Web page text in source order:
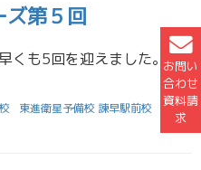
お問い
合わせ
資料請
求
第５回
東進ＴＶシリーズも早くも5回を迎えました。 前回は九州大学工学部Ⅳ群を取り上げましたが、今回は 同じく旧七帝大の大阪大学基礎工学部を紹介したいと思います。 基礎工学って何でしょうね？ 研究も電子の力でスマホの充電を週1回 […]
東進衛星予備校 諫早駅前校